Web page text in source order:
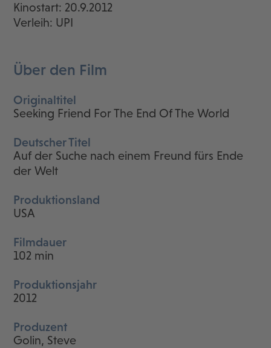
Kinostart: 20.9.2012
Verleih: UPI
Über den Film
Originaltitel
Seeking Friend For The End Of The World
Deutscher Titel
Auf der Suche nach einem Freund fürs Ende
der Welt
Produktionsland
USA
Filmdauer
102 min
Produktionsjahr
2012
Produzent
Golin, Steve